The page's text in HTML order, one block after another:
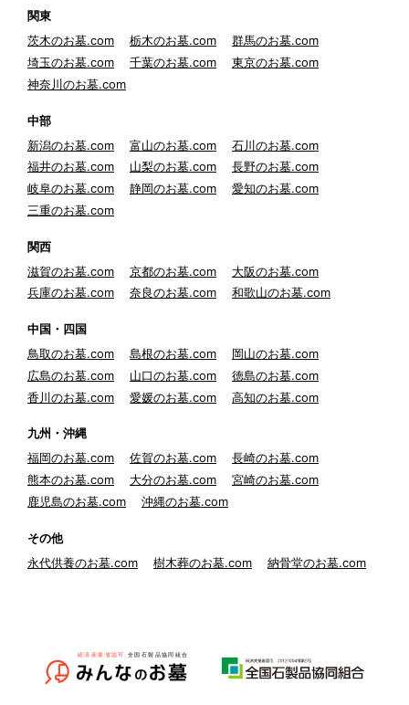
関東
茨木のお墓.com
栃木のお墓.com
群馬のお墓.com
埼玉のお墓.com
千葉のお墓.com
東京のお墓.com
神奈川のお墓.com
中部
新潟のお墓.com
富山のお墓.com
石川のお墓.com
福井のお墓.com
山梨のお墓.com
長野のお墓.com
岐阜のお墓.com
静岡のお墓.com
愛知のお墓.com
三重のお墓.com
関西
滋賀のお墓.com
京都のお墓.com
大阪のお墓.com
兵庫のお墓.com
奈良のお墓.com 和歌山のお墓.com
中国・四国
鳥取のお墓.com
島根のお墓.com
岡山のお墓.com
広島のお墓.com
山口のお墓.com
徳島のお墓.com
香川のお墓.com
愛媛のお墓.com 高知のお墓.com
九州・沖縄
福岡のお墓.com
佐賀のお墓.com
長崎のお墓.com
熊本のお墓.com
大分のお墓.com
宮崎のお墓.com
鹿児島のお墓.com
沖縄のお墓.com
その他
永代供養のお墓.com
樹木葬のお墓.com 納骨堂のお墓.com